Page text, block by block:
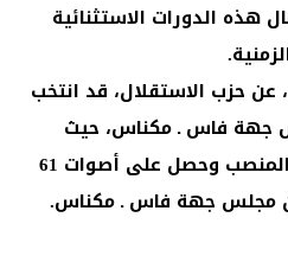
الدورات الاستثنائية
عن حزب الاستقلال، قد انتخب
جهة فاس ـ مكناس، حيث
تقدم كمرشح وحيد لهذا المنصب وحصل على أصوات 61